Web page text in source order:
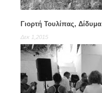
Γιορτή Τουλίπας, Δίδυμα
Δεκ 1,2015